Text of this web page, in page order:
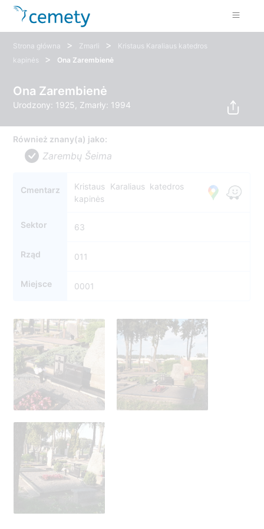
Strona główna > Zmarli >
Kristaus Karaliaus katedros
kapinės
> Ona Zarembienė
Ona Zarembienė
Urodzony: 1925, Zmarły: 1994
Również znany(a) jako:
Zarembų Šeima
Cmentarz
Kristaus Karaliaus katedros
kapinės
Sektor 63
Rząd 011
Miejsce 0001